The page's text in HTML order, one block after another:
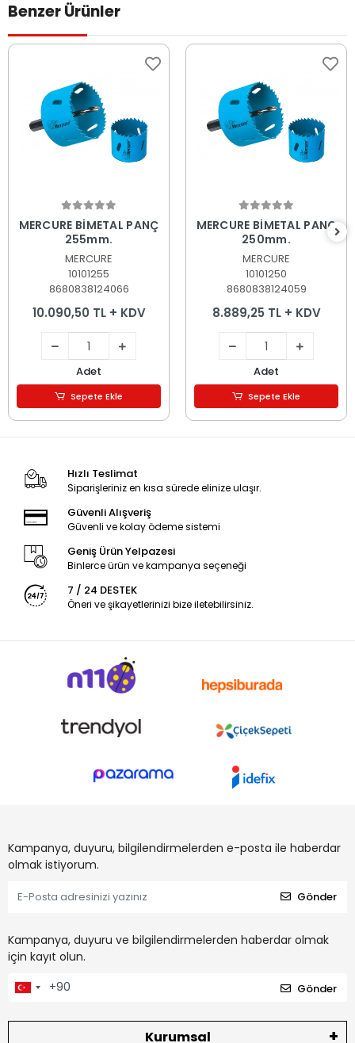
Benzer Ürünler
Sepete Ekle
MERCURE BİMETAL PANÇ
255mm.
MERCURE
10101255
8680838124066
10.090,50 TL + KDV
Adet
Sepete Ekle
Sepete Ekle
MERCURE BİMETAL PANÇ
250mm.
MERCURE
10101250
8680838124059
8.889,25 TL + KDV
Adet
Sepete Ekle
Hızlı Teslimat
Siparişleriniz en kısa sürede elinize ulaşır.
Güvenli Alışveriş
Güvenli ve kolay ödeme sistemi
Geniş Ürün Yelpazesi
Binlerce ürün ve kampanya seçeneği
7 / 24 DESTEK
Öneri ve şikayetlerinizi bize iletebilirsiniz.
Kampanya, duyuru, bilgilendirmelerden e-posta ile haberdar
olmak istiyorum.
Gönder
Kampanya, duyuru ve bilgilendirmelerden haberdar olmak
için kayıt olun.
Gönder
Kurumsal